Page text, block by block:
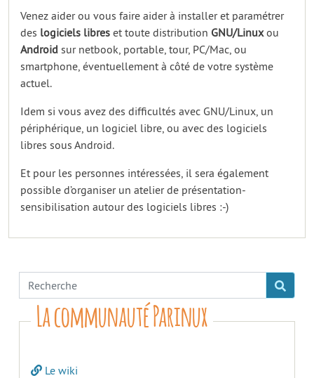
Venez aider ou vous faire aider à installer et paramétrer
des logiciels libres et toute distribution GNU/Linuxou
Android sur netbook, portable, tour, PC/Mac, ou
smartphone, éventuellement à côté de votre système
actuel.
Idem si vous avez des difficultés avec GNU/Linux, un
périphérique, un logiciel libre, ou avec des logiciels
libres sous Android.
Et pour les personnes intéressées, il sera également
possible d’organiser un atelier de présentation-
sensibilisation autour des logiciels libres :-)
La communauté Parinux
Le wiki